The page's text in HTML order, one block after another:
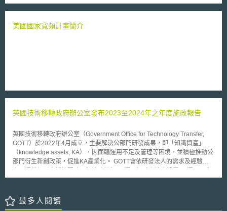
相關者須經授權，歐盟成員國得配合擴張軍民兩用貨品清單。 強化企業調
美國國家寬頻計畫簡介
英國技術移轉政府辦公室發布2023至2024年之年度施政報告
英國技術移轉政府辦公室（Government Office for Technology Transfer,
GOTT）於2022年4月成立，主要解決公部門研發成果，即「知識資產」
（knowledge assets, KA），因面臨運用不足及管理等困境，並積極推動公
部門衍生新創政策，促進KA產業化。 GOTT會依研發法人的需求及經驗程
規則及管理方式等直接技術性指導，亦提供較有KA運用經驗之法人額外投
月1日至2024年3月31日）之施政報告，主要重點簡述如下： （1）對「玫
瑰書」（the Rose Book），即政府KA管理指引，提出細部操作指引，如：
最多人閱讀